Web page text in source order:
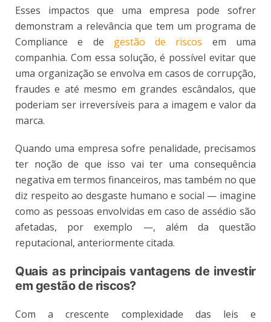
Esses impactos que uma empresa pode sofrer
demonstram a relevância que tem um programa de
Compliance e de gestão de riscos em uma
companhia. Com essa solução, é possível evitar que
uma organização se envolva em casos de corrupção,
fraudes e até mesmo em grandes escândalos, que
poderiam ser irreversíveis para a imagem e valor da
marca.
Quando uma empresa sofre penalidade, precisamos
ter noção de que isso vai ter uma consequência
negativa em termos financeiros, mas também no que
diz respeito ao desgaste humano e social — imagine
como as pessoas envolvidas em caso de assédio são
afetadas, por exemplo —, além da questão
reputacional, anteriormente citada.
Quais as principais vantagens de investir
em gestão de riscos?
Com a crescente complexidade das leis e